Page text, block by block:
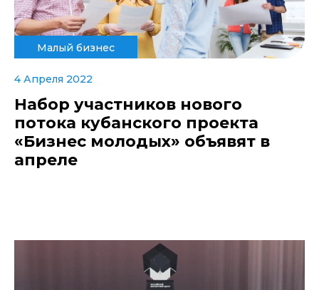
Малый бизнес
4 Апреля 2022
Набор участников нового
потока кубанского проекта
«Бизнес молодых» объявят в
апреле